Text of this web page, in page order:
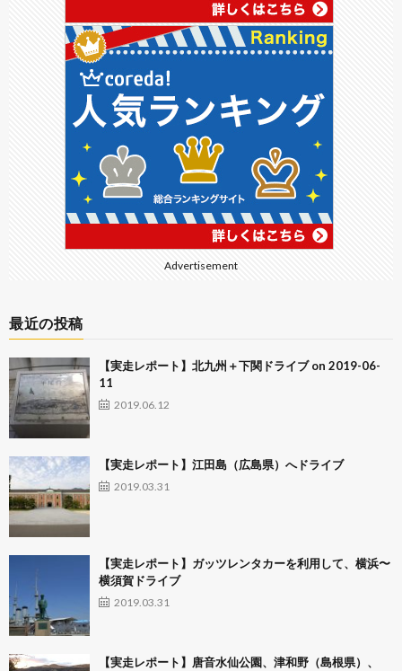
Advertisement
最近の投稿
【実走レポート】北九州＋下関ドライブ on 2019-06-
11
2019.06.12
【実走レポート】江田島（広島県）へドライブ
2019.03.31
【実走レポート】ガッツレンタカーを利用して、横浜〜
横須賀ドライブ
2019.03.31
【実走レポート】唐音水仙公園、津和野（島根県）、